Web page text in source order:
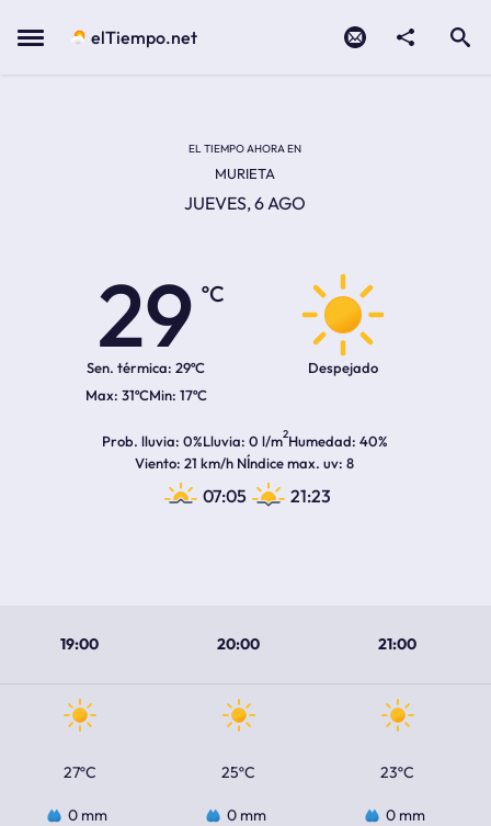
Menu elTiempo.net
EL TIEMPO AHORA EN
MURIETA
JUEVES, 6 AGO
29
ºC
Sen. térmica: 29ºC
31ºC 17ºC
Despejado
Prob. lluvia 0%Lluvia 0 l/m2Humedad 40%
Viento 21 km/h NÍndice max. uv 8
07:05 21:23
19:00 20:00 21:00
27ºC 25ºC 23ºC
0 mm 0 mm 0 mm